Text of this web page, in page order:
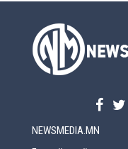
NEWSMEDIA.MN